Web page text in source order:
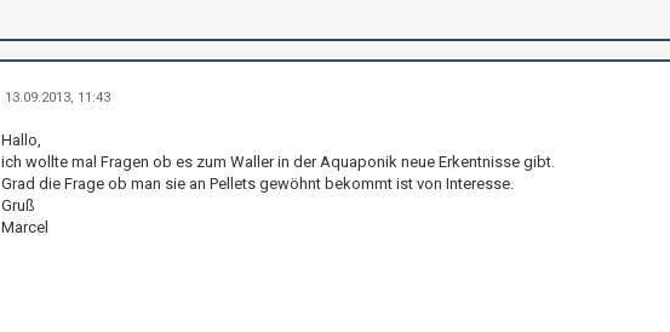
13.09.2013, 11:43
Hallo,
ich wollte mal Fragen ob es zum Waller in der Aquaponik neue Erkentnisse gibt.
Grad die Frage ob man sie an Pellets gewöhnt bekommt ist von Interesse.
Gruß
Marcel